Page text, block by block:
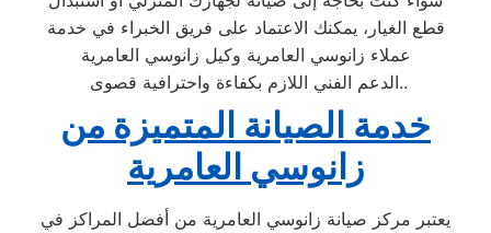
قطع الغيار، يمكنك الاعتماد على فريق الخبراء في خدمة
عملاء زانوسي العامرية وكيل زانوسي العامرية
الدعم الفني اللازم بكفاءة واحترافية قصوى..
خدمة الصيانة المتميزة من
زانوسي العامرية
يعتبر مركز صيانة زانوسي العامرية من أفضل المراكز في